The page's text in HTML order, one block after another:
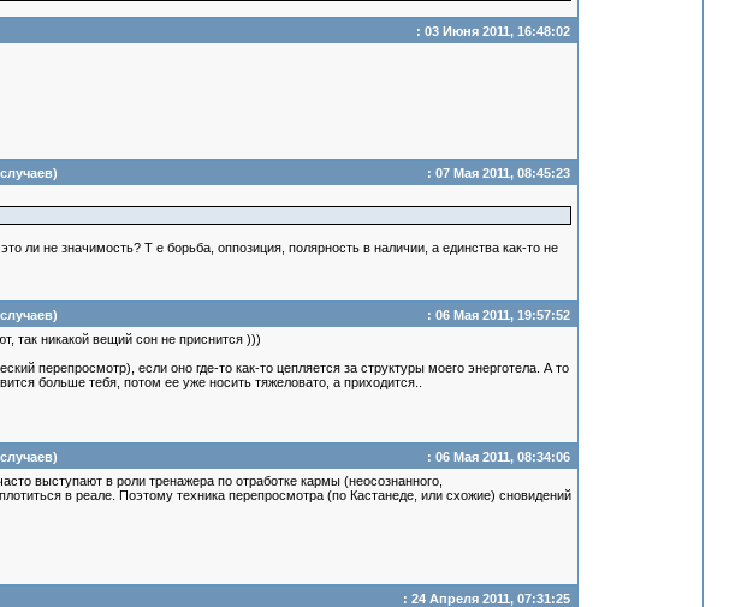
: 03 Июня 2011, 16:48:02
: 07 Мая 2011, 08:45:23
ли не значимость? Т е борьба, оппозиция, полярность в наличии, а единства как-то не
: 06 Мая 2011, 19:57:52
так никакой вещий сон не приснится )))
перепросмотр), если оно где-то как-то цепляется за структуры моего энерготела. А то
больше тебя, потом ее уже носить тяжеловато, а приходится..
: 06 Мая 2011, 08:34:06
выступают в роли тренажера по отработке кармы (неосознанного,
в реале. Поэтому техника перепросмотра (по Кастанеде, или схожие) сновидений
: 24 Апреля 2011, 07:31:25